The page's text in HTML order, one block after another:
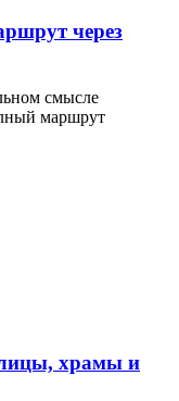
через
смысле
маршрут
храмы и